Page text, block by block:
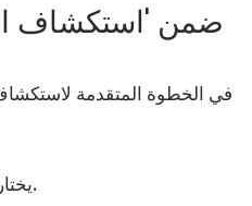
في الخطوة المتقدمة
يختاراستكشاف الأخطاء وإصلاحها.